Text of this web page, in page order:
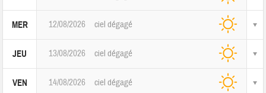
MER 12/08/2026 ciel dégagé
JEU 13/08/2026 ciel dégagé
VEN 14/08/2026 ciel dégagé